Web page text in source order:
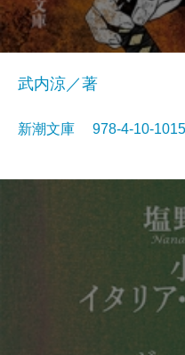
武内涼／著
新潮文庫 978-4-10-